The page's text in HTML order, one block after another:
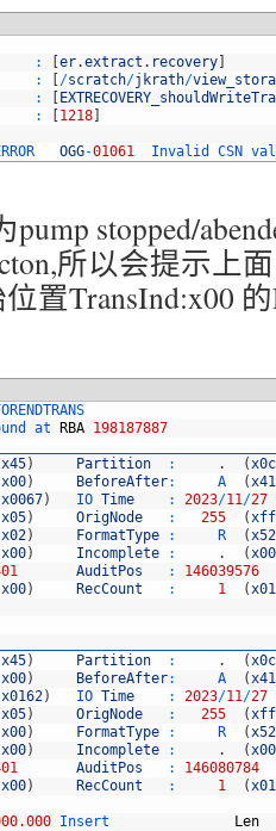
: er.extract . recovery
: /scratch/jkrath/
:
: 1218
OGG-01061 Invalid CSN
pump stopped/
所以会提示上
置TransInd:x00
at RBA 198187887
x45) Partition : . (x0c
x00) BeforeAfter: A (x41
x0067) IO Time : 2023/11/27
x05) OrigNode : 255 (xff
x02) FormatType : R (x52
x00) Incomplete : . (x00
AuditPos :
146039576
x00) RecCount : 1 (x01
x45) Partition : . (x0c
x00) BeforeAfter: A (x41
x0162) IO Time : 2023/11/27
x05) OrigNode : 255 (xff
x00) FormatType : R (x52
x00) Incomplete : . (x00
AuditPos :
146080784
x00) RecCount : 1 (x01
Insert Len